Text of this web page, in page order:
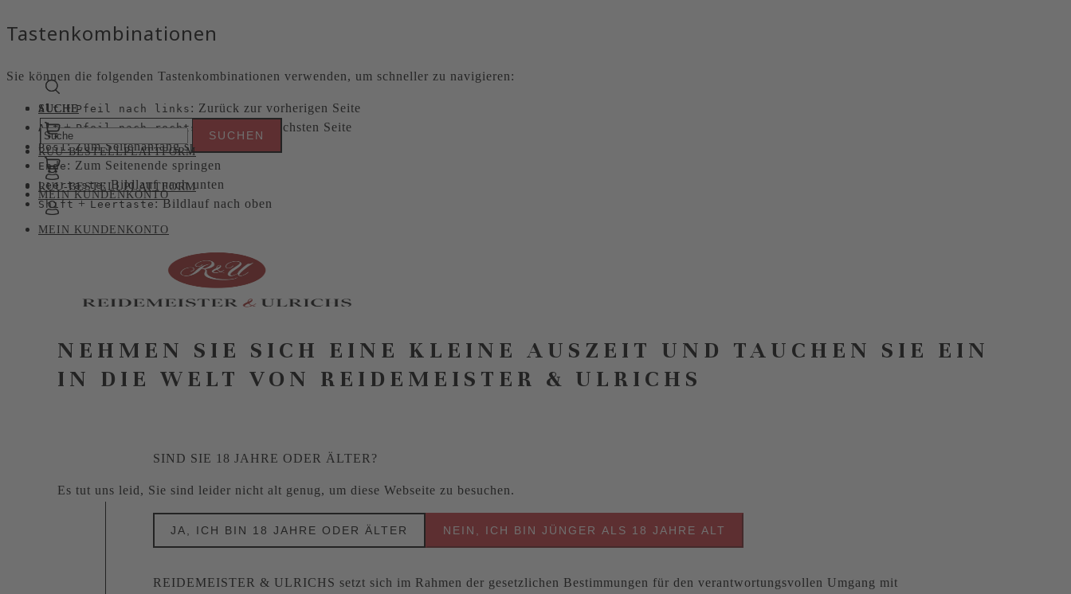
Tastenkombinationen
Sie können die folgenden Tastenkombinationen verwenden, um schneller zu navigieren:
Alt+Pfeil nach links : Zurück zur vorherigen Seite
Alt+Pfeil nach rechts : Weiter zur nächsten Seite
Pos1: Zum Seitenanfang springen
Ende : Zum Seitenende springen
Leertaste: Bildlauf nach unten
Shift+Leertaste: Bildlauf nach oben
NEHMEN SIE SICH EINE KLEINE AUSZEIT UND TAUCHEN SIE EIN
IN DIE WELT VON REIDEMEISTER & ULRICHS
SIND SIE 18 JAHRE ODER ÄLTER?
Es tut uns leid, Sie sind leider nicht alt genug, um diese Webseite zu besuchen.
JA, ICH BIN 18 JAHRE ODER ÄLTER NEIN, ICH BIN JÜNGER ALS 18 JAHRE ALT
REIDEMEISTER & ULRICHS setzt sich im Rahmen der gesetzlichen Bestimmungen für den verantwortungsvollen Umgang mit
SUCHE
RUU-BESTELLPLATTFORM
MEIN KUNDENKONTO
SUCHE
RUU-BESTELLPLATTFORM
MEIN KUNDENKONTO